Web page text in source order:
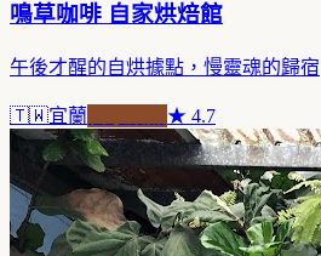
鳴草咖啡 自家烘焙館
午後才醒的自烘據點，慢靈魂的歸宿
🇹🇼宜蘭 ★ 4.7